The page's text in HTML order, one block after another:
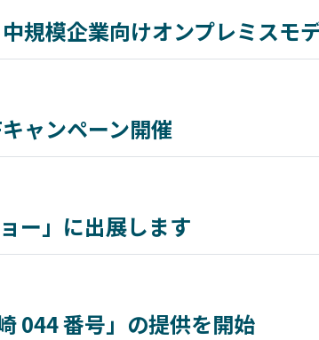
規模企業向けオンプレミスモ
ャンペーン開催
ー」に出展します
044 番号」の提供を開始